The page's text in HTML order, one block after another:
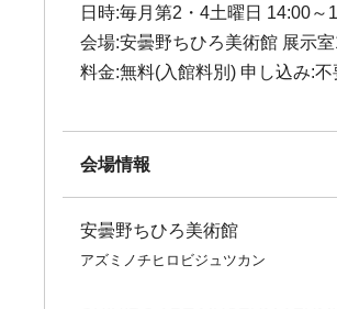
日時:毎月第2・4土曜日 14:00～
会場:安曇野ちひろ美術館 展示室
料金:無料(入館料別) 申し込み:
会場情報
安曇野ちひろ美術館
アズミノチヒロビジュツカン